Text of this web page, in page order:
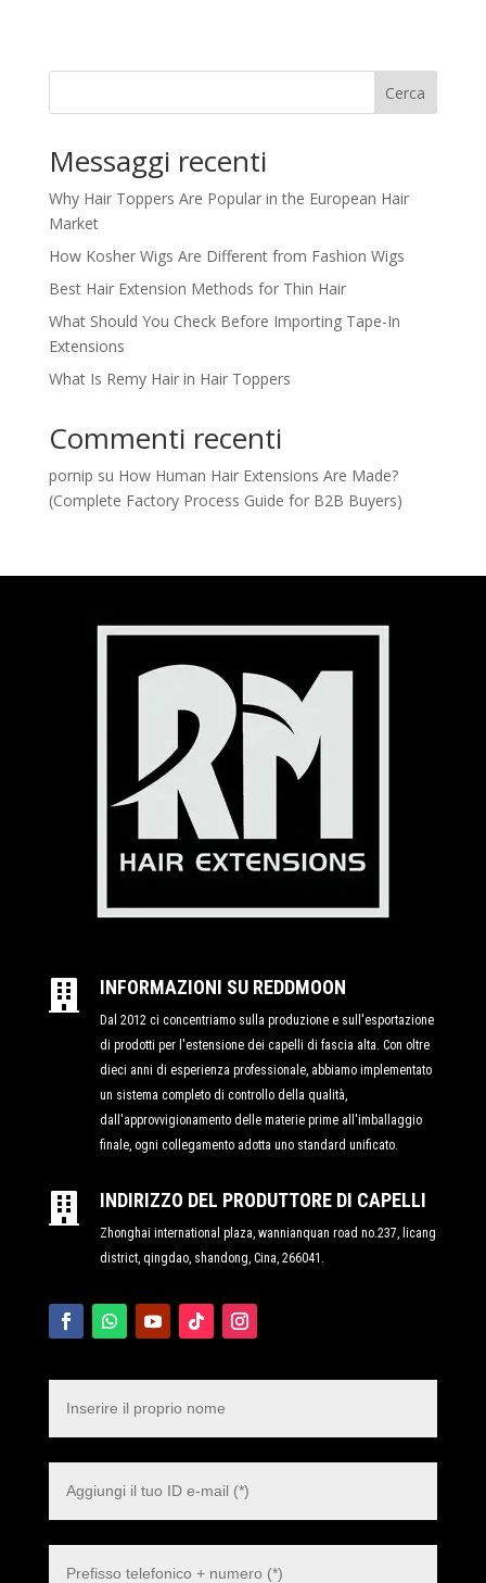
Cerca
Messaggi recenti
Why Hair Toppers Are Popular in the European Hair
Market
How Kosher Wigs Are Different from Fashion Wigs
Best Hair Extension Methods for Thin Hair
What Should You Check Before Importing Tape-In
Extensions
What Is Remy Hair in Hair Toppers
Commenti recenti
pornip su How Human Hair Extensions Are Made?
(Complete Factory Process Guide for B2B Buyers)
 INFORMAZIONI SU REDDMOON
Dal 2012 ci concentriamo sulla produzione e sull'esportazione
di prodotti per l'estensione dei capelli di fascia alta. Con oltre
dieci anni di esperienza professionale, abbiamo implementato
un sistema completo di controllo della qualità,
dall'approvvigionamento delle materie prime all'imballaggio
finale, ogni collegamento adotta uno standard unificato.
 INDIRIZZO DEL PRODUTTORE DI CAPELLI
Zhonghai international plaza, wannianquan road no.237, licang
district, qingdao, shandong, Cina, 266041.